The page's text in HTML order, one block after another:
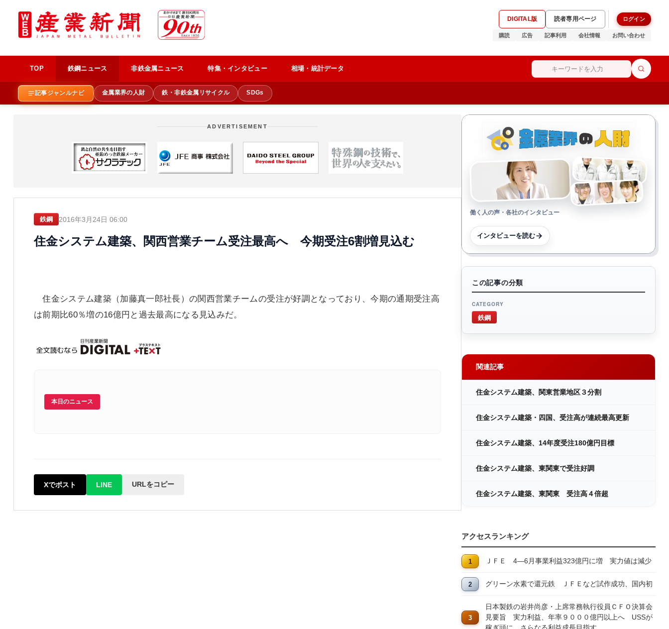
DIGITAL版 読者専用ページ ログイン
購読 広告 記事利用 会社情報 お問い合わせ
TOP 鉄鋼ニュース 非鉄金属ニュース 特集・インタビュー 相場・統計データ
記事ジャンルナビ 金属業界の人財 鉄・非鉄金属リサイクル SDGs
ADVERTISEMENT
鉄鋼 2016年3月24日 06:00
住金システム建築、関西営業チーム受注最高へ 今期受注6割増見込む
住金システム建築（加藤真一郎社長）の関西営業チームの受注が好調となっており、今期の通期受注高
は前期比60％増の16億円と過去最高になる見込みだ。
本日のニュース
Xでポスト LINE URLをコピー
働く人の声・各社のインタビュー
インタビューを読む
この記事の分類
CATEGORY
鉄鋼
関連記事
住金システム建築、関東営業地区３分割
住金システム建築・四国、受注高が連続最高更新
住金システム建築、14年度受注180億円目標
住金システム建築、東関東で受注好調
住金システム建築、東関東 受注高４倍超
アクセスランキング
ＪＦＥ 4―6月事業利益323億円に増 実力値は減少
グリーン水素で還元鉄 ＪＦＥなど試作成功、国内初
日本製鉄の岩井尚彦・上席常務執行役員ＣＦＯ決算会
見要旨 実力利益、年率９０００億円以上へ USSが